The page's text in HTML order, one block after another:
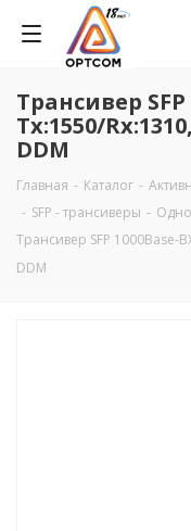
Трансивер SFP
Tx:1550/
DDM
Главная - Каталог -
- SFP - трансиверы -
Трансивер SFP 1000Base-
DDM